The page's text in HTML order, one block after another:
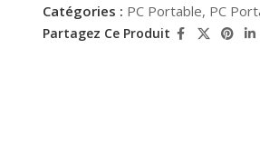
Catégories : PC Portable, PC
Partagez Ce Produit